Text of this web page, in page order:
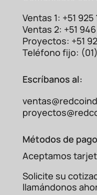
Ventas 1: +51 925
Ventas 2: +51 946
Proyectos: +51
Teléfono fijo:
Escríbanos al:
Métodos de pago
Aceptamos
Solicite su
llamándonos